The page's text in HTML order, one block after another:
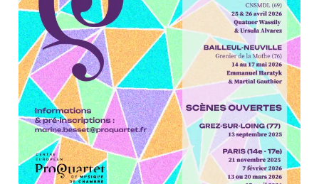
ProQuartet - Centre
Européen de Musique de
Chambre
Résidence jeunes
interprètes
Formation
professionnelle et
masterclasses